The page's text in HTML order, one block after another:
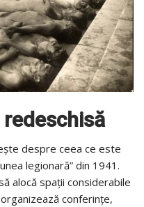
despre ceea ce este
legionară” din 1941.
alocă spații considerabile
conferințe,